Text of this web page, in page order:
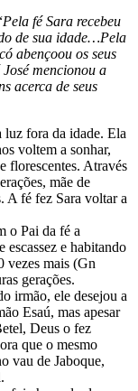
Pela fé Sara recebeu
de sua idade…Pela
abençoou os seus
mencionou a
acerca de seus
luz fora da idade. Ela
voltem a sonhar,
florescentes. Através
mãe de
A fé fez Sara voltar a
o Pai da fé a
e habitando
vezes mais (Gn
gerações.
irmão, ele desejou a
Esaú, mas apesar
Deus o fez
que o mesmo
vau de Jaboque,